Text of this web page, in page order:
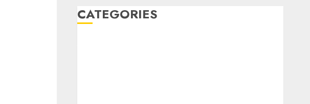
CATEGORIES